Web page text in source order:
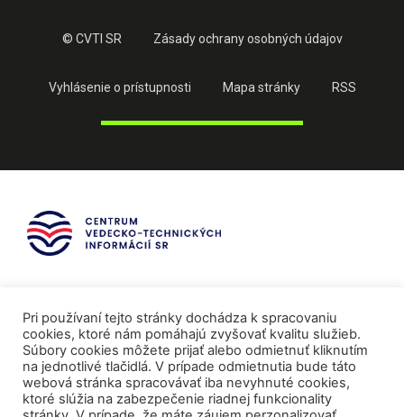
© CVTI SR Zásady ochrany osobných údajov
Vyhlásenie o prístupnosti Mapa stránky RSS
Pri používaní tejto stránky dochádza k spracovaniu
cookies, ktoré nám pomáhajú zvyšovať kvalitu služieb.
Súbory cookies môžete prijať alebo odmietnuť kliknutím
na jednotlivé tlačidlá. V prípade odmietnutia bude táto
webová stránka spracovávať iba nevyhnuté cookies,
ktoré slúžia na zabezpečenie riadnej funkcionality